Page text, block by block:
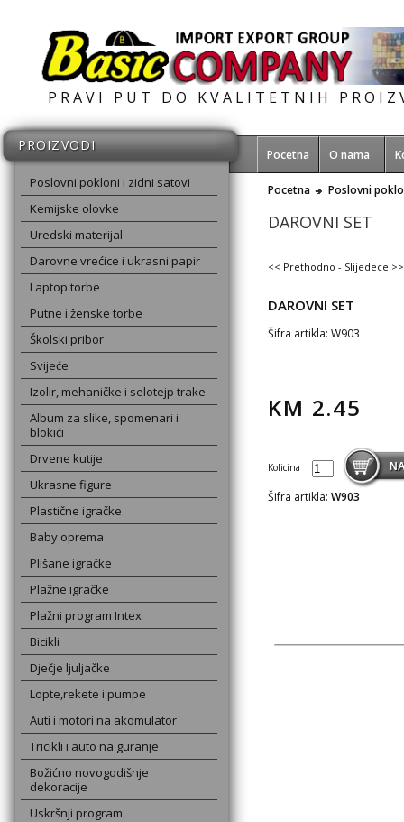
PRAVI PUT DO KVALITETNIH
Pocetna O nama
PROIZVODI
Poslovni pokloni i zidni satovi
Kemijske olovke
Uredski materijal
Darovne vrećice i ukrasni papir
Laptop torbe
Putne i ženske torbe
Školski pribor
Svijeće
Izolir, mehaničke i selotejp trake
Album za slike, spomenari i
blokići
Drvene kutije
Ukrasne figure
Plastične igračke
Baby oprema
Plišane igračke
Plažne igračke
Plažni program Intex
Bicikli
Dječje ljuljačke
Lopte,rekete i pumpe
Auti i motori na akomulator
Tricikli i auto na guranje
Božićno novogodišnje
dekoracije
Uskršnji program
Pocetna Poslovni
DAROVNI SET
<< Prethodno - Slijedece >>
DAROVNI SET
Šifra artikla: W903
KM 2.45
Kolicina
Šifra artikla: W903